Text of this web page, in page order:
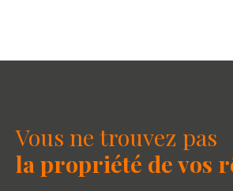
Vous ne trouvez pas
la propriété de vos